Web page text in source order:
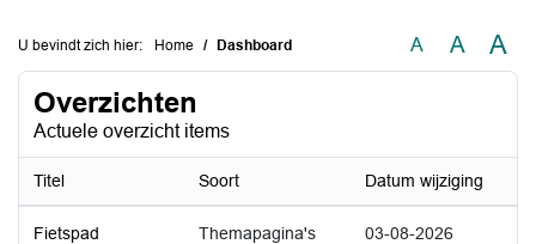
U bevindt zich hier: Home Dashboard A A A
Overzichten
Actuele overzicht items
Titel Soort Datum wijziging
Fietspad
Themapagina's 03-08-2026